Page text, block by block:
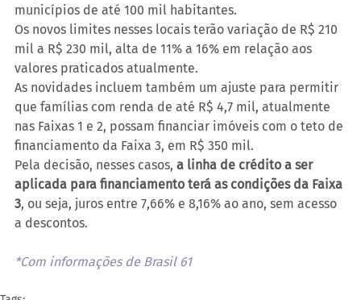
municípios de até 100 mil habitantes.
Os novos limites nesses locais terão variação de R$ 210
mil a R$ 230 mil, alta de 11% a 16% em relação aos
valores praticados atualmente.
As novidades incluem também um ajuste para permitir
que famílias com renda de até R$ 4,7 mil, atualmente
nas Faixas 1 e 2, possam financiar imóveis com o teto de
financiamento da Faixa 3, em R$ 350 mil.
Pela decisão, nesses casos, a linha de crédito a ser
aplicada para financiamento terá as condições da Faixa
3, ou seja, juros entre 7,66% e 8,16% ao ano, sem acesso
a descontos.
*Com informações de Brasil 61